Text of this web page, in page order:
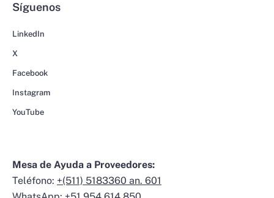
Síguenos
LinkedIn
X
Facebook
Instagram
YouTube
Mesa de Ayuda a Proveedores:
Teléfono: +(511) 5183360 an. 601